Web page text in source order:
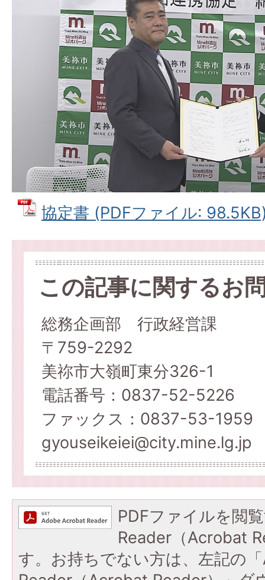
協定書 (PDFファイル:
この記事に関するお
総務企画部 行政経営課
〒759-2292
美祢市大嶺町東分326-1
電話番号：0837-52-5226
ファックス：0837-53-1959
gyouseikeiei@city.mine.lg.jp
PDFファイルを閲
Reader（Acrobat
す。お持ちでない方は、左記の